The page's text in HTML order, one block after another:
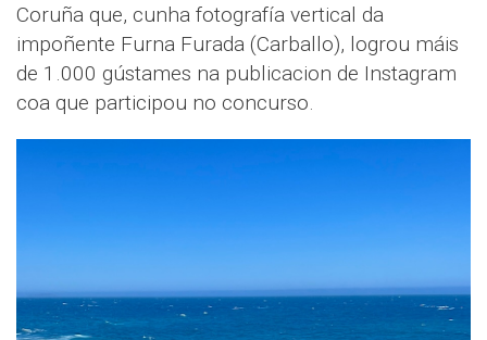
Coruña que, cunha fotografía vertical da
impoñente Furna Furada (Carballo), logrou máis
de 1.000 gústames na publicacion de Instagram
coa que participou no concurso.